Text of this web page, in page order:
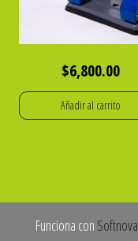
$6,800.00
Añadir al carrito
Funciona con Softnova